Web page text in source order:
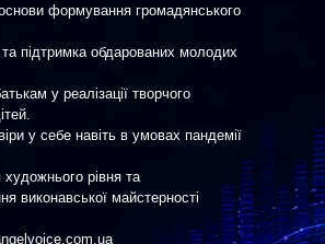
формування громадянського
підтримка обдарованих молодих
у реалізації творчого
у себе навіть в умовах пандемії
художнього рівня та
виконавської майстерності